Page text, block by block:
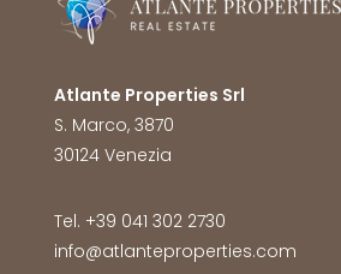
Atlante Properties Srl
S. Marco, 3870
30124 Venezia
Tel. +39 041 302 2730
info@atlanteproperties.com